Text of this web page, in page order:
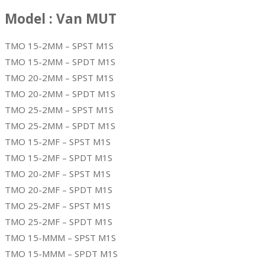
Model : Van MUT
TMO 15-2MM – SPST M1S
TMO 15-2MM – SPDT M1S
TMO 20-2MM – SPST M1S
TMO 20-2MM – SPDT M1S
TMO 25-2MM – SPST M1S
TMO 25-2MM – SPDT M1S
TMO 15-2MF – SPST M1S
TMO 15-2MF – SPDT M1S
TMO 20-2MF – SPST M1S
TMO 20-2MF – SPDT M1S
TMO 25-2MF – SPST M1S
TMO 25-2MF – SPDT M1S
TMO 15-MMM – SPST M1S
TMO 15-MMM – SPDT M1S